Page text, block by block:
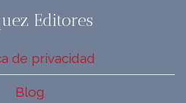
Editores
de privacidad
Blog